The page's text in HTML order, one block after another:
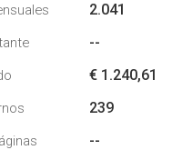
2.041
--
€ 1.240,61
239
--